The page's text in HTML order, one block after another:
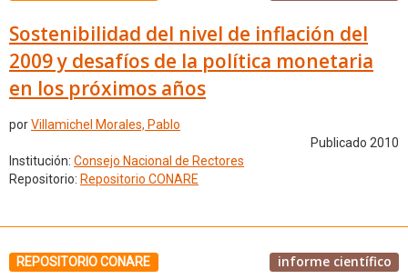
Sostenibilidad del nivel de inflación del
2009 y desafíos de la política monetaria
en los próximos años
porVillamichel Morales, Pablo
Publicado 2010
Institución: Consejo Nacional de Rectores
Repositorio: Repositorio CONARE
REPOSITORIO CONARE informe científico